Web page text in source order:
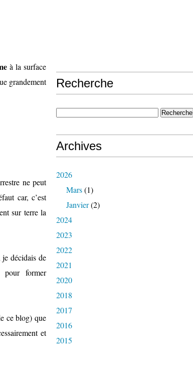
à la surface
grandement
ne peut
car, c’est
sur terre la
décidais de
pour former
ce blog) que
et
Recherche
Archives
2026
Mars(1)
Janvier(2)
2024
2023
2022
2021
2020
2018
2017
2016
2015